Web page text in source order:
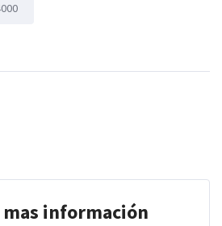
información